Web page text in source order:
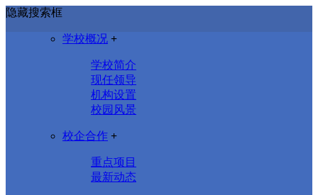
隐藏搜索框
学校概况 +
学校简介
现任领导
机构设置
校园风景
校企合作 +
重点项目
最新动态